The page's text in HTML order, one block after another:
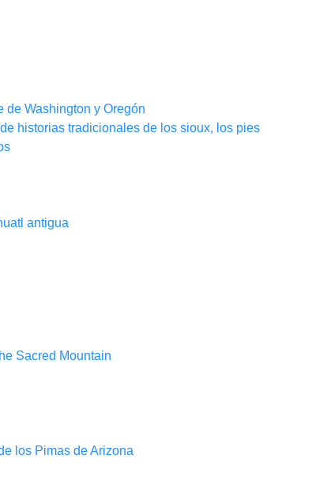
de Washington y Oregón
historias tradicionales de los sioux, los pies
antigua
Sacred Mountain
los Pimas de Arizona